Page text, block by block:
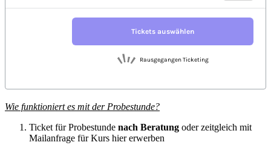
Wie funktioniert es mit der Probestunde?
Ticket für Probestunde nach Beratung oder zeitgleich mit
Mailanfrage für Kurs hier erwerben